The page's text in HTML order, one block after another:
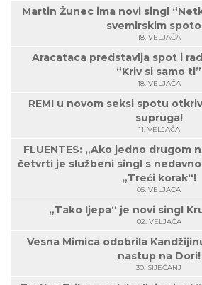
Martin Žunec ima novi singl
svemirskim
18. VELJAČA
Aracataca predstavlja spot i
“Kriv si samo ti”
18. VELJAČA
REMI u novom seksi spotu
supruga!
11. VELJAČA
FLUENTES: „Ako jedno drugom
četvrti je službeni singl s
„Treći korak“!
05. VELJAČA
„Tako ljepa“ je novi singl
02. VELJAČA
Vesna Mimica odobrila
nastup na Dori!
30. SIJEČANJ